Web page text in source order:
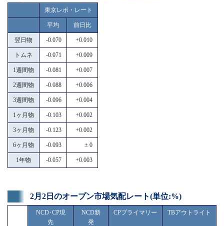
東京レポ・レート
平均 前日比
翌日物 -0.070 +0.010
トムネ -0.071 +0.009
1週間物 -0.081 +0.007
2週間物 -0.088 +0.006
3週間物 -0.096 +0.004
1ヶ月物 -0.103 +0.002
3ヶ月物 -0.123 +0.002
6ヶ月物 -0.093 ± 0
1年物 -0.057 +0.003
2月2日のオープン市場気配レート(単位:%)
NCD･CP現
先
NCD新
発
CPプライマリー TBアウトライト